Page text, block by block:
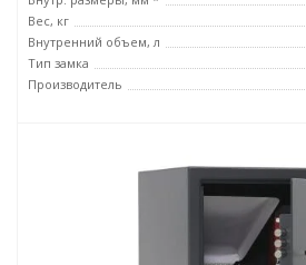
Вес, кг
Внутренний объем, л
Тип замка
Производитель